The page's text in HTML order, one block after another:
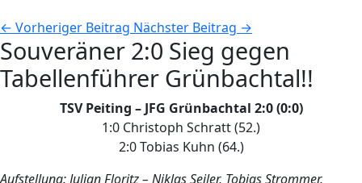
← Vorheriger Beitrag Nächster Beitrag →
Souveräner 2:0 Sieg gegen
Tabellenführer Grünbachtal!!
TSV Peiting – JFG Grünbachtal 2:0 (0:0)
1:0 Christoph Schratt (52.)
2:0 Tobias Kuhn (64.)
Aufstellung: Julian Floritz – Niklas Seiler, Tobias Strommer,